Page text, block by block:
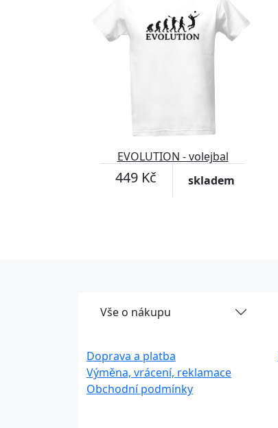
EVOLUTION - volejbal
449 Kč skladem
Vše o nákupu
Doprava a platba
Výměna, vrácení, reklamace
Obchodní podmínky